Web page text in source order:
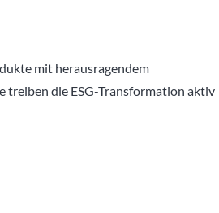
mit herausragendem
treiben die ESG-Transformation aktiv